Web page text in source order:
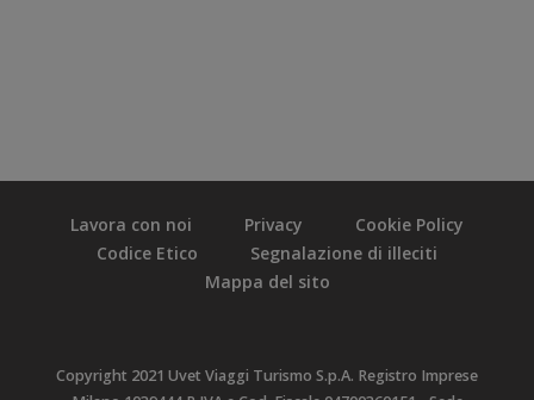
Lavora con noi Privacy
Cookie Policy
Codice Etico
Segnalazione di illeciti
Mappa del sito
Copyright 2021 Uvet Viaggi Turismo S.p.A. Registro Imprese